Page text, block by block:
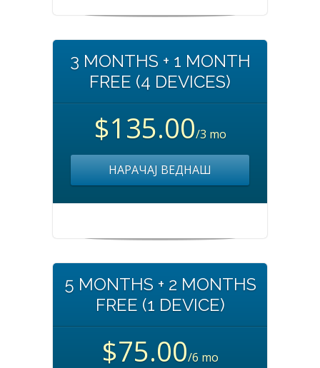
3 MONTHS + 1 MONTH
FREE (4 DEVICES)
$135.00/3 mo
НАРАЧАЈ ВЕДНАШ
5 MONTHS + 2 MONTHS
FREE (1 DEVICE)
$75.00/6 mo